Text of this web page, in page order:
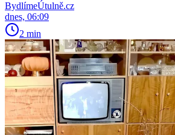
BydlímeÚtulně.cz
dnes, 06:09
2 min